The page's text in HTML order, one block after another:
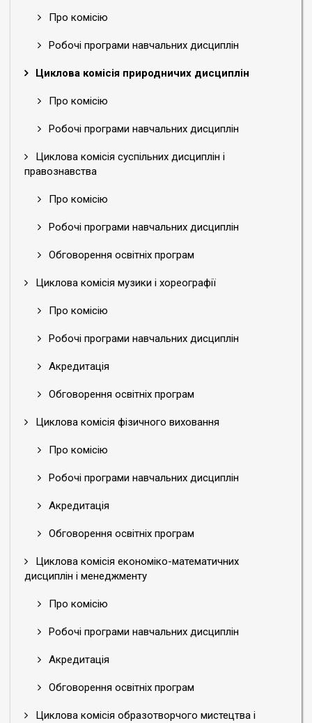
Про комісію
Робочі програми навчальних дисциплін
Циклова комісія природничих дисциплін
Про комісію
Робочі програми навчальних дисциплін
Циклова комісія суспільних дисциплін і
правознавства
Про комісію
Робочі програми навчальних дисциплін
Обговорення освітніх програм
Циклова комісія музики і хореографії
Про комісію
Робочі програми навчальних дисциплін
Акредитація
Обговорення освітніх програм
Циклова комісія фізичного виховання
Про комісію
Робочі програми навчальних дисциплін
Акредитація
Обговорення освітніх програм
Циклова комісія економіко-математичних
дисциплін і менеджменту
Про комісію
Робочі програми навчальних дисциплін
Акредитація
Обговорення освітніх програм
Циклова комісія образотворчого мистецтва і